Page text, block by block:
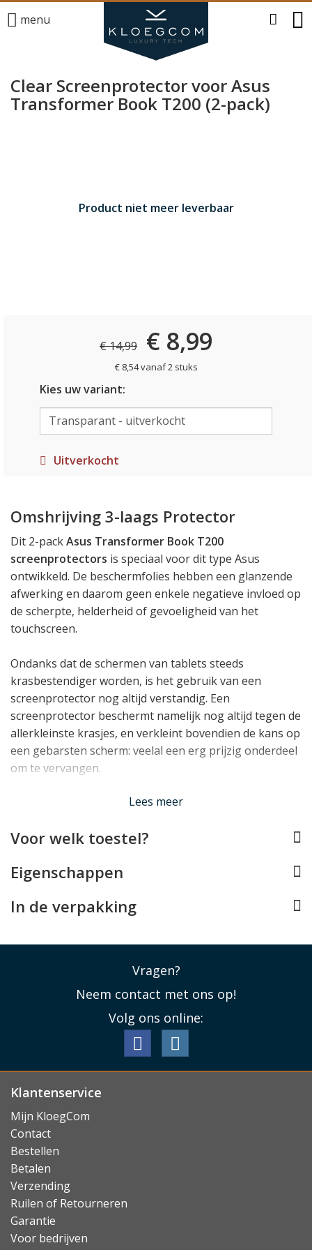
menu
Clear Screenprotector voor Asus
Transformer Book T200 (2-pack)
Product niet meer leverbaar
€ 14,99 € 8,99
€ 8,54 vanaf 2 stuks
Kies uw variant:
Uitverkocht
Omshrijving 3-laags Protector
Dit 2-packAsus Transformer Book T200
screenprotectors is speciaal voor dit type Asus
ontwikkeld. De beschermfolies hebben een glanzende
afwerking en daarom geen enkele negatieve invloed op
de scherpte, helderheid of gevoeligheid van het
touchscreen.
Ondanks dat de schermen van tablets steeds
krasbestendiger worden, is het gebruik van een
screenprotector nog altijd verstandig. Een
screenprotector beschermt namelijk nog altijd tegen de
allerkleinste krasjes, en verkleint bovendien de kans op
een gebarsten scherm: veelal een erg prijzig onderdeel
om te vervangen.
Lees minder
Lees meer
Voor welk toestel?
Eigenschappen
In de verpakking
Vragen?
Neem contact met ons op!
Volg ons online:
Klantenservice
Mijn KloegCom
Contact
Bestellen
Betalen
Verzending
Ruilen of Retourneren
Garantie
Voor bedrijven